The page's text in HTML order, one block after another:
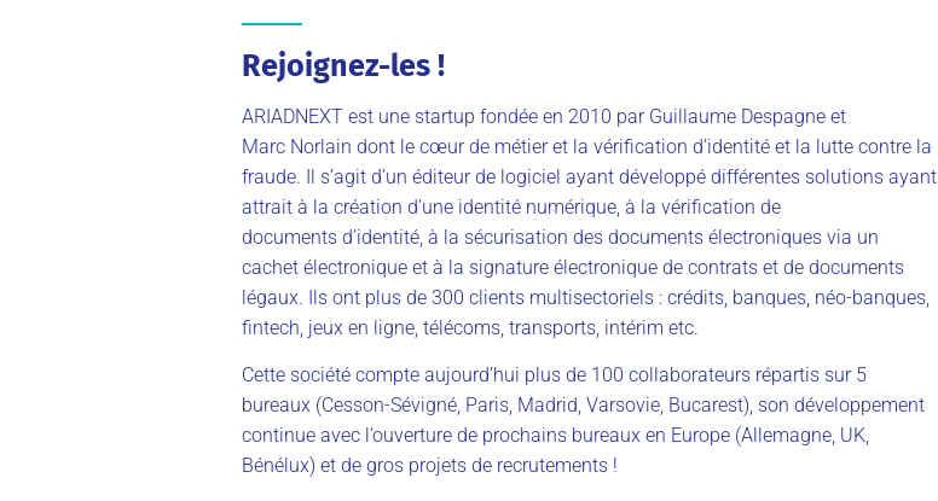
Rejoignez-les !
ARIADNEXT est une startup fondée en 2010 par Guillaume Despagne et
Marc Norlain dont le cœur de métier et la vérification d’identité et la lutte contre la
fraude. Il s’agit d’un éditeur de logiciel ayant développé différentes solutions ayant
attrait à la création d’une identité numérique, à la vérification de
documents d’identité, à la sécurisation des documents électroniques via un
cachet électronique et à la signature électronique de contrats et de documents
légaux. Ils ont plus de 300 clients multisectoriels : crédits, banques, néo-banques,
fintech, jeux en ligne, télécoms, transports, intérim etc.
Cette société compte aujourd’hui plus de 100 collaborateurs répartis sur 5
bureaux (Cesson-Sévigné, Paris, Madrid, Varsovie, Bucarest), son développement
continue avec l’ouverture de prochains bureaux en Europe (Allemagne, UK,
Bénélux) et de gros projets de recrutements !